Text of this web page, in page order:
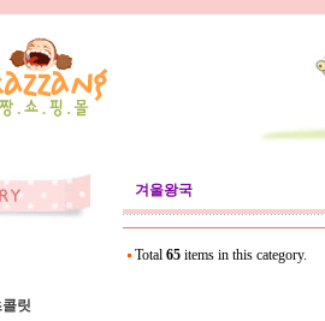
릿
겨울왕국
Total 65 items in this category.